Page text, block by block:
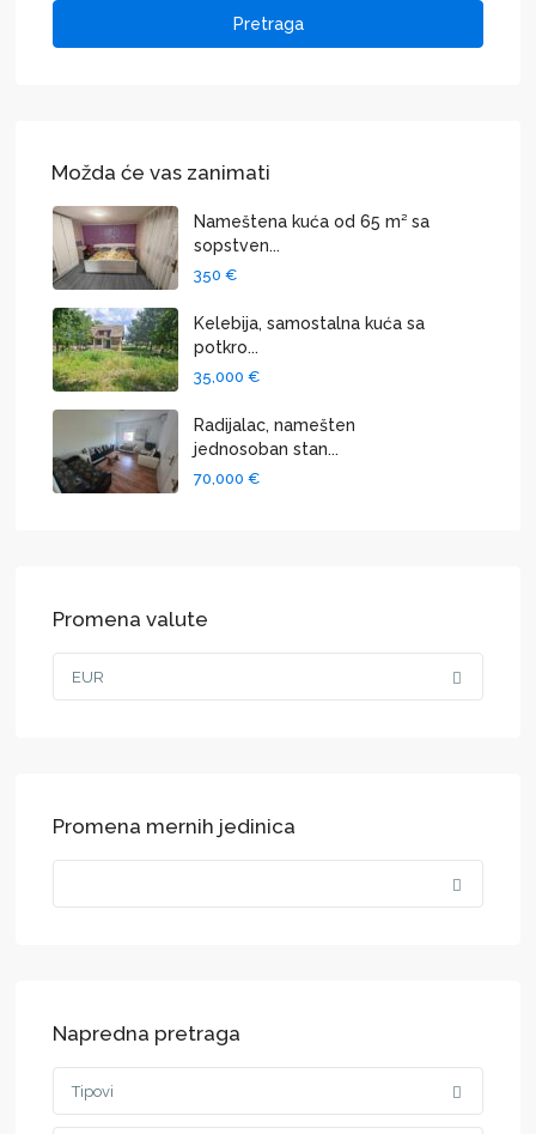
Pretraga
Možda će vas zanimati
Nameštena kuća od 65 m² sa
sopstven...
350 €
Kelebija, samostalna kuća sa
potkro...
35,000 €
Radijalac, namešten
jednosoban stan...
70,000 €
Promena valute
EUR
Promena mernih jedinica
Napredna pretraga
Tipovi